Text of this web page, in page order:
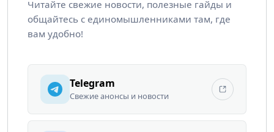
Читайте свежие новости, полезные гайды и
общайтесь с единомышленниками там, где
вам удобно!
Telegram
Свежие анонсы и новости